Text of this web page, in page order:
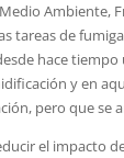
Ambiente,
tareas de
hace tiempo
y en
pero que se
el impacto